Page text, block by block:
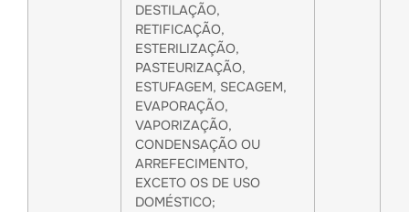
DESTILAÇÃO,
RETIFICAÇÃO,
ESTERILIZAÇÃO,
PASTEURIZAÇÃO,
ESTUFAGEM, SECAGEM,
EVAPORAÇÃO,
VAPORIZAÇÃO,
CONDENSAÇÃO OU
ARREFECIMENTO,
EXCETO OS DE USO
DOMÉSTICO;